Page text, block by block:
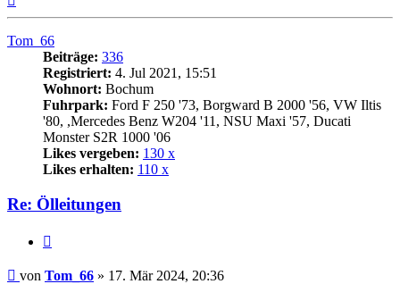
Tom_66
Beiträge: 336
Registriert: 4. Jul 2021, 15:51
Wohnort: Bochum
Fuhrpark: Ford F 250 '73, Borgward B 2000 '56, VW Iltis
'80, ,Mercedes Benz W204 '11, NSU Maxi '57, Ducati
Monster S2R 1000 '06
Likes vergeben: 130 x
Likes erhalten: 110 x
Re: Ölleitungen
Beitrag
von Tom_66 » 17. Mär 2024, 20:36